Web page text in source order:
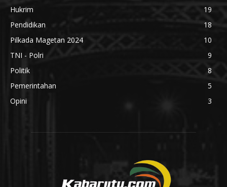
Hukrim
19
Pendidikan
18
Pilkada Magetan 2024
10
TNI - Polri
9
Politik
8
Pemerintahan
5
Opini
3